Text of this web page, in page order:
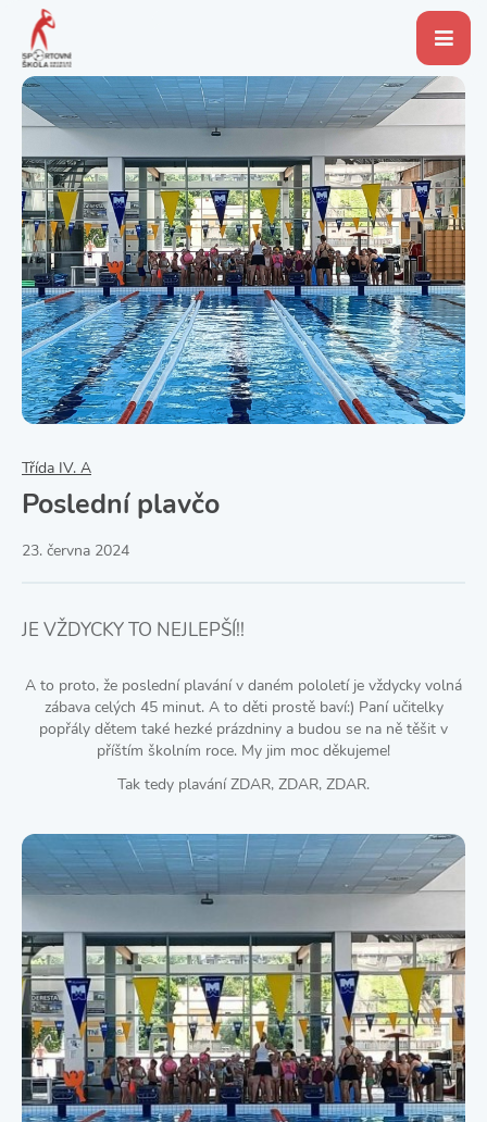
Třída IV. A
Poslední plavčo
23. června 2024
JE VŽDYCKY TO NEJLEPŠÍ!!
A to proto, že poslední plavání v daném pololetí je vždycky volná
zábava celých 45 minut. A to děti prostě baví:) Paní učitelky
popřály dětem také hezké prázdniny a budou se na ně těšit v
příštím školním roce. My jim moc děkujeme!
Tak tedy plavání ZDAR, ZDAR, ZDAR.